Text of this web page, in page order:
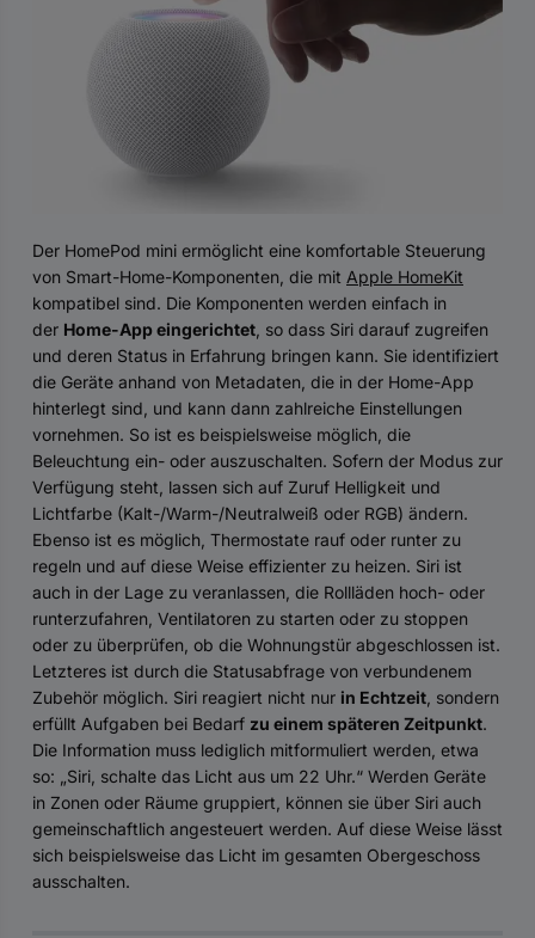
Der HomePod mini ermöglicht eine komfortable Steuerung
von Smart-Home-Komponenten, die mit Apple HomeKit
kompatibel sind. Die Komponenten werden einfach in
der Home-App eingerichtet, so dass Siri darauf zugreifen
und deren Status in Erfahrung bringen kann. Sie identifiziert
die Geräte anhand von Metadaten, die in der Home-App
hinterlegt sind, und kann dann zahlreiche Einstellungen
vornehmen. So ist es beispielsweise möglich, die
Beleuchtung ein- oder auszuschalten. Sofern der Modus zur
Verfügung steht, lassen sich auf Zuruf Helligkeit und
Lichtfarbe (Kalt-/Warm-/Neutralweiß oder RGB) ändern.
Ebenso ist es möglich, Thermostate rauf oder runter zu
regeln und auf diese Weise effizienter zu heizen. Siri ist
auch in der Lage zu veranlassen, die Rollläden hoch- oder
runterzufahren, Ventilatoren zu starten oder zu stoppen
oder zu überprüfen, ob die Wohnungstür abgeschlossen ist.
Letzteres ist durch die Statusabfrage von verbundenem
Zubehör möglich. Siri reagiert nicht nur in Echtzeit, sondern
erfüllt Aufgaben bei Bedarf zu einem späteren Zeitpunkt.
Die Information muss lediglich mitformuliert werden, etwa
so: „Siri, schalte das Licht aus um 22 Uhr.“ Werden Geräte
in Zonen oder Räume gruppiert, können sie über Siri auch
gemeinschaftlich angesteuert werden. Auf diese Weise lässt
sich beispielsweise das Licht im gesamten Obergeschoss
ausschalten.